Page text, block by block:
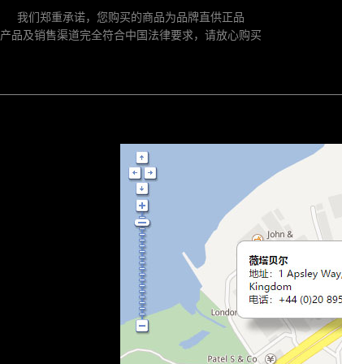
我们郑重承诺，您购买的商品为品牌直供正品
产品及销售渠道完全符合中国法律要求，请放心购买